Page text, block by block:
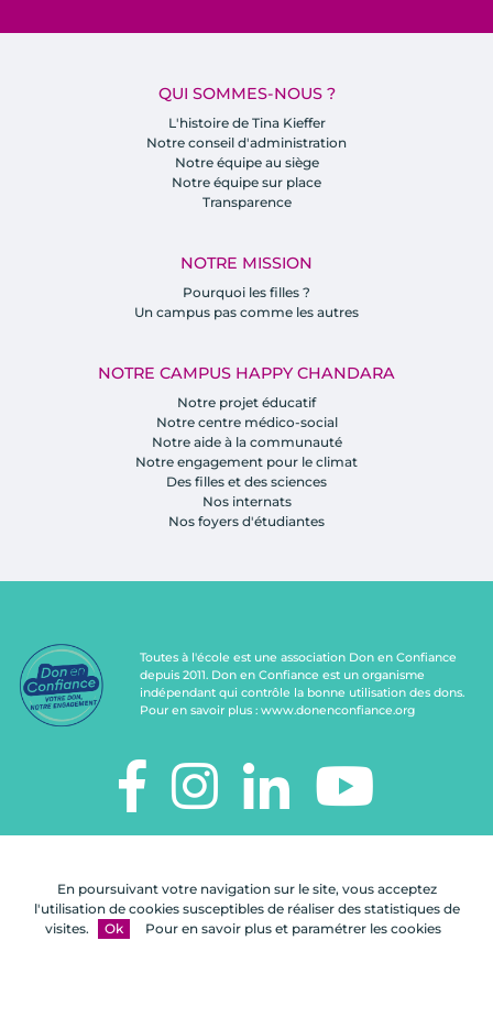
En poursuivant votre navigation sur le site, vous acceptez
l'utilisation de cookies susceptibles de réaliser des statistiques de
visites.
Ok Pour en savoir plus et paramétrer les cookies
QUI SOMMES-NOUS ?
L'histoire de Tina Kieffer
Notre conseil d'administration
Notre équipe au siège
Notre équipe sur place
Transparence
NOTRE MISSION
Pourquoi les filles ?
Un campus pas comme les autres
NOTRE CAMPUS HAPPY CHANDARA
Notre projet éducatif
Notre centre médico-social
Notre aide à la communauté
Notre engagement pour le climat
Des filles et des sciences
Nos internats
Nos foyers d'étudiantes
Toutes à l'école est une association Don en Confiance
depuis 2011. Don en Confiance est un organisme
indépendant qui contrôle la bonne utilisation des dons.
Pour en savoir plus : www.donenconfiance.org
92100 Boulogne-Billancourt